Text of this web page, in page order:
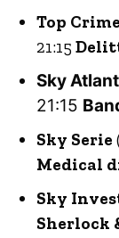
Top Crime
21:15
Sky
21:15
Sky Serie
Medical
Sky
Sherlock